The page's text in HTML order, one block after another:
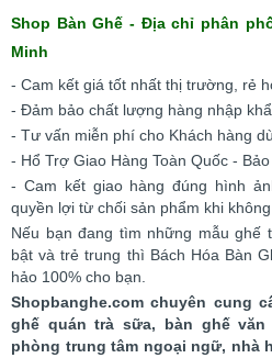
Shop Bàn Ghế - Địa chỉ phân
Minh
- Cam kết giá tốt nhất thị trường, rẻ
- Đảm bảo chất lượng hàng nhập
- Tư vấn miễn phí cho Khách hàng
- Hổ Trợ Giao Hàng Toàn Quốc -
- Cam kết giao hàng đúng hình
quyền lợi từ chối sản phẩm khi
Nếu bạn đang tìm những mẫu ghế
bật và trẻ trung thì Bách Hóa Bàn
hảo 100% cho bạn.
Shopbanghe.com chuyên cung
ghế quán trà sữa, bàn ghế
phòng trung tâm ngoại ngữ, nhà